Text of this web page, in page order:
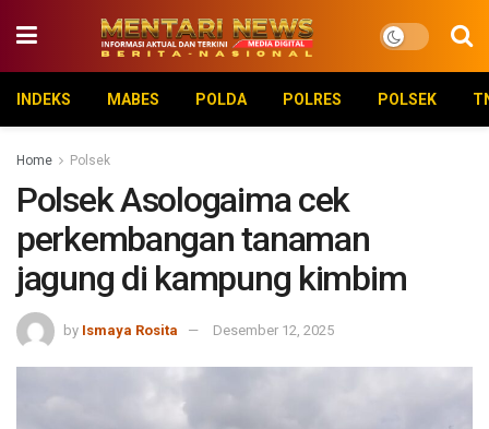
INDEKS MABES POLDA POLRES POLSEK
Home Polsek
Polsek Asologaima cek
perkembangan tanaman
jagung di kampung kimbim
by Ismaya Rosita Desember 12, 2025